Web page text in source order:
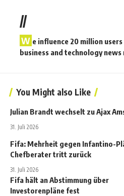
//
W e influence 20 million
business and technology
You Might also Like
Julian Brandt wechselt zu Ajax
31. Juli 2026
Fifa: Mehrheit gegen Infantino-
Chefberater tritt zurück
31. Juli 2026
Fifa hält an Abstimmung über
Investorenpläne fest